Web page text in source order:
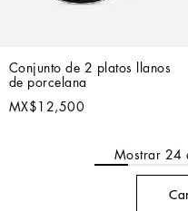
Conjunto de 2 platos llanos
de porcelana
MX$12,500
Mostrar 24